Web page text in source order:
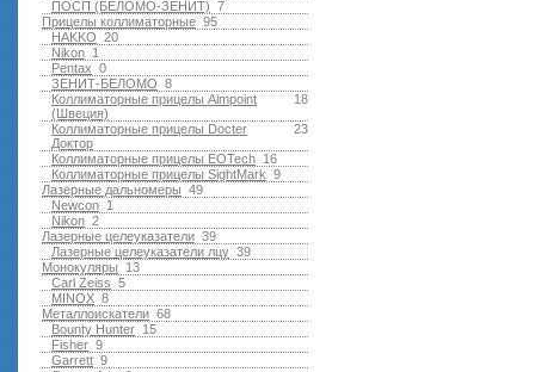
7
ПОСП (БЕЛОМО-ЗЕНИТ)
95
Прицелы коллиматорные
20
HAKKO
1
Nikon
0
Pentax
8
ЗЕНИТ-БЕЛОМО
18
Коллиматорные прицелы Aimpoint
(Швеция)
23
Коллиматорные прицелы Docter
Доктор
16
Коллиматорные прицелы EOTech
9
Коллиматорные прицелы SightMark
49
Лазерные дальномеры
1
Newcon
2
Nikon
39
Лазерные целеуказатели
39
Лазерные целеуказатели лцу
13
Монокуляры
5
Carl Zeiss
8
MINOX
68
Металлоискатели
15
Bounty Hunter
9
Fisher
9
Garrett